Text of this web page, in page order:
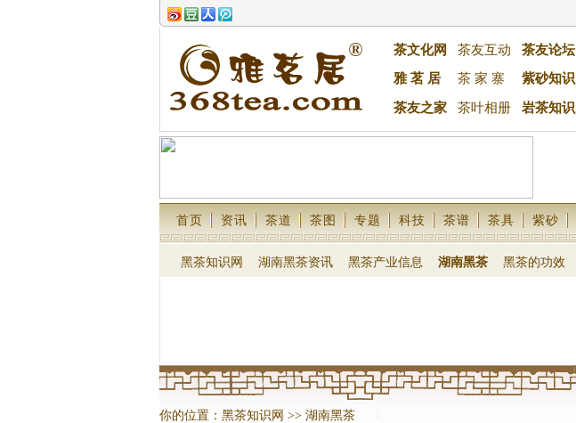
茶文化网 茶友互动 茶友论坛
雅 茗 居
茶 家 寨 紫砂知识
茶友之家 茶叶相册 岩茶知识
首页 资讯 茶道 茶图 专题 科技 茶谱 茶具 紫砂
黑茶知识网 湖南黑茶资讯 黑茶产业信息 湖南黑茶 黑茶的功效
你的位置： 黑茶知识网 >> 湖南黑茶